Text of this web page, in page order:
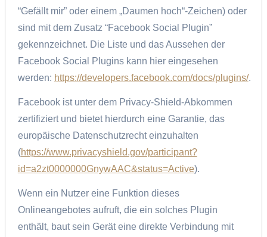
“Gefällt mir” oder einem „Daumen hoch“-Zeichen) oder
sind mit dem Zusatz “Facebook Social Plugin”
gekennzeichnet. Die Liste und das Aussehen der
Facebook Social Plugins kann hier eingesehen
werden: https://developers.facebook.com/docs/plugins/.
Facebook ist unter dem Privacy-Shield-Abkommen
zertifiziert und bietet hierdurch eine Garantie, das
europäische Datenschutzrecht einzuhalten
(https://www.privacyshield.gov/participant?
id=a2zt0000000GnywAAC&status=Active).
Wenn ein Nutzer eine Funktion dieses
Onlineangebotes aufruft, die ein solches Plugin
enthält, baut sein Gerät eine direkte Verbindung mit